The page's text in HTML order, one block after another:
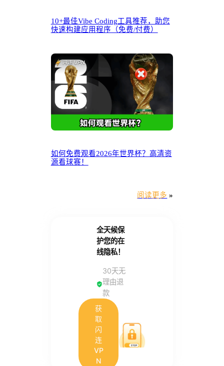
10+最佳Vibe Coding工具推荐，助您
快速构建应用程序（免费/付费）
如何免费观看2026年世界杯？高清资
源看球赛！
阅读更多 »
全天候保
护您的在
线隐私！
30天无
理由退
款
获
取
闪
连
VP
N